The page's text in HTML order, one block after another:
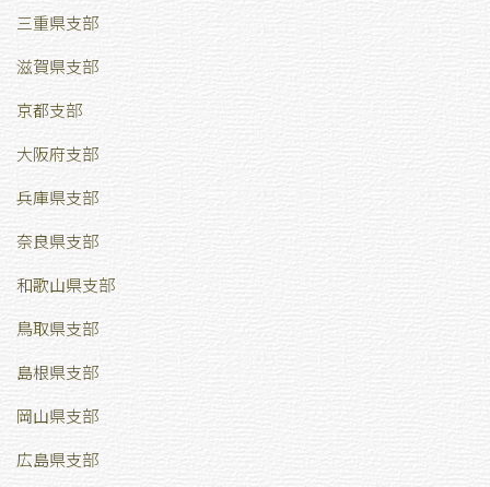
三重県支部
滋賀県支部
京都支部
大阪府支部
兵庫県支部
奈良県支部
和歌山県支部
鳥取県支部
島根県支部
岡山県支部
広島県支部